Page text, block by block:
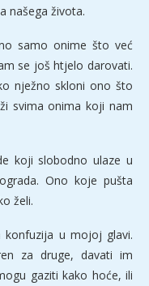
našega života.
samo onime što već
se još htjelo darovati.
nježno skloni ono što
svima onima koji nam
koji slobodno ulaze u
Ono koje pušta
želi.
u mojoj glavi.
za druge, davati im
gaziti kako hoće, ili